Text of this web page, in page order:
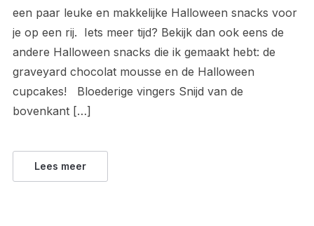
een paar leuke en makkelijke Halloween snacks voor
je op een rij. Iets meer tijd? Bekijk dan ook eens de
andere Halloween snacks die ik gemaakt hebt: de
graveyard chocolat mousse en de Halloween
cupcakes! Bloederige vingers Snijd van de
bovenkant […]
Lees meer